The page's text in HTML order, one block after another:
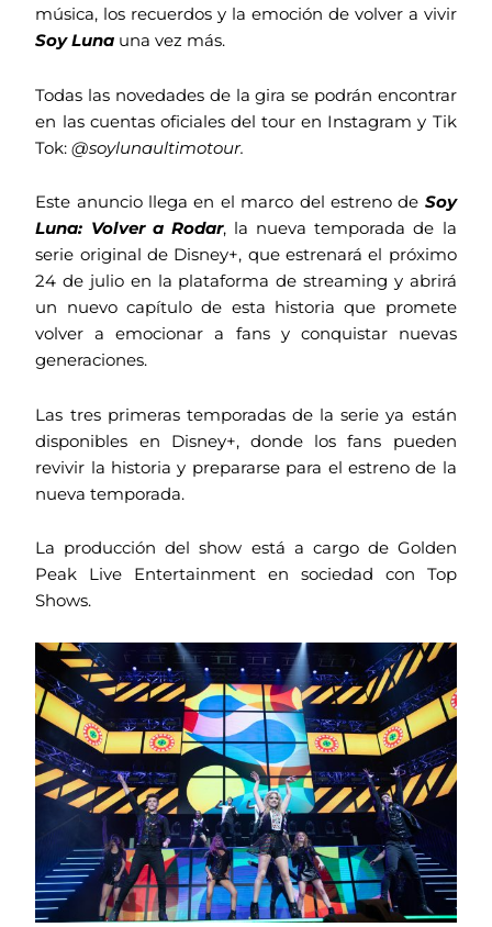
música, los recuerdos y la emoción de volver a vivir
Soy Luna una vez más.
Todas las novedades de la gira se podrán encontrar
en las cuentas oficiales del tour en Instagram y Tik
Tok:@soylunaultimotour.
Este anuncio llega en el marco del estreno de Soy
Luna: Volver a Rodar, la nueva temporada de la
serie original de Disney+, que estrenará el próximo
24 de julio en la plataforma de streaming y abrirá
un nuevo capítulo de esta historia que promete
volver a emocionar a fans y conquistar nuevas
generaciones.
Las tres primeras temporadas de la serie ya están
disponibles en Disney+, donde los fans pueden
revivir la historia y prepararse para el estreno de la
nueva temporada.
La producción del show está a cargo de Golden
Peak Live Entertainment en sociedad con Top
Shows.